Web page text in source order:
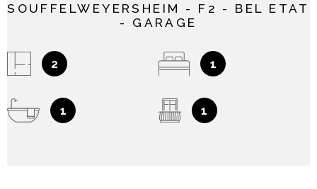
SOUFFELWEYERSHEIM - F2 - BEL ETAT
- GARAGE
2 1
1 1